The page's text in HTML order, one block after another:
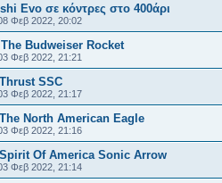
Evo σε κόντρες στο 400άρι
Φεβ 2022, 20:02
Budweiser Rocket
Φεβ 2022, 21:21
SSC
Φεβ 2022, 21:17
North American Eagle
Φεβ 2022, 21:16
Of America Sonic Arrow
Φεβ 2022, 21:14